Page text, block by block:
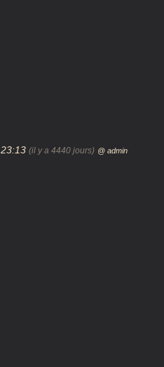
(il y a 4440 jours) @ admin